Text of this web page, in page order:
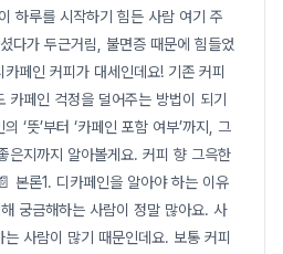
하루를 시작하기 힘든 사람 여기 주
다가 두근거림, 불면증 때문에 힘들었
페인 커피가 대세인데요! 기존 커피
카페인 걱정을 덜어주는 방법이 되기
‘뜻’부터 ‘카페인 포함 여부’까지, 그
은지까지 알아볼게요. 커피 향 그윽한
본론1. 디카페인을 알아야 하는 이유
궁금해하는 사람이 정말 많아요. 사
사람이 많기 때문인데요. 보통 커피